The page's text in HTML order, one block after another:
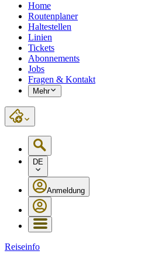
Home
Routenplaner
Haltestellen
Linien
Tickets
Abonnements
Jobs
Fragen & Kontakt
Mehr
DE
Anmeldung
Reiseinfo